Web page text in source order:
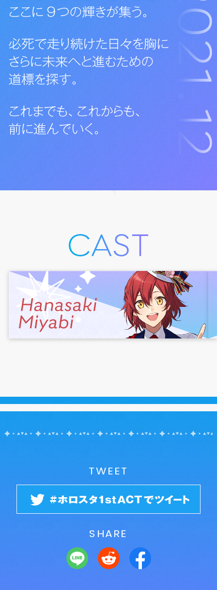
桃の花のヘアピンがトレードマークの可愛い系男子。ふんわ
りとしていて優しい性格の持ち主。
素敵なアイドルを目指し日々奮闘をしている。
ゲームが大好きで時間を忘れてプレイしてしまうことも。身
デビュー日
2019年6月8日
花見組
イラストレーター
hou
TWEET
SHARE